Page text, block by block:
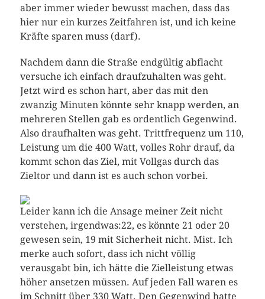
aber immer wieder bewusst machen, dass das
hier nur ein kurzes Zeitfahren ist, und ich keine
Kräfte sparen muss (darf).
Nachdem dann die Straße endgültig abflacht
versuche ich einfach draufzuhalten was geht.
Jetzt wird es schon hart, aber das mit den
zwanzig Minuten könnte sehr knapp werden, an
mehreren Stellen gab es ordentlich Gegenwind.
Also draufhalten was geht. Trittfrequenz um 110,
Leistung um die 400 Watt, volles Rohr drauf, da
kommt schon das Ziel, mit Vollgas durch das
Zieltor und dann ist es auch schon vorbei.
Leider kann ich die Ansage meiner Zeit nicht
verstehen, irgendwas:22, es könnte 21 oder 20
gewesen sein, 19 mit Sicherheit nicht. Mist. Ich
merke auch sofort, dass ich nicht völlig
verausgabt bin, ich hätte die Zielleistung etwas
höher ansetzen müssen. Auf jeden Fall waren es
im Schnitt über 330 Watt. Den Gegenwind hatte